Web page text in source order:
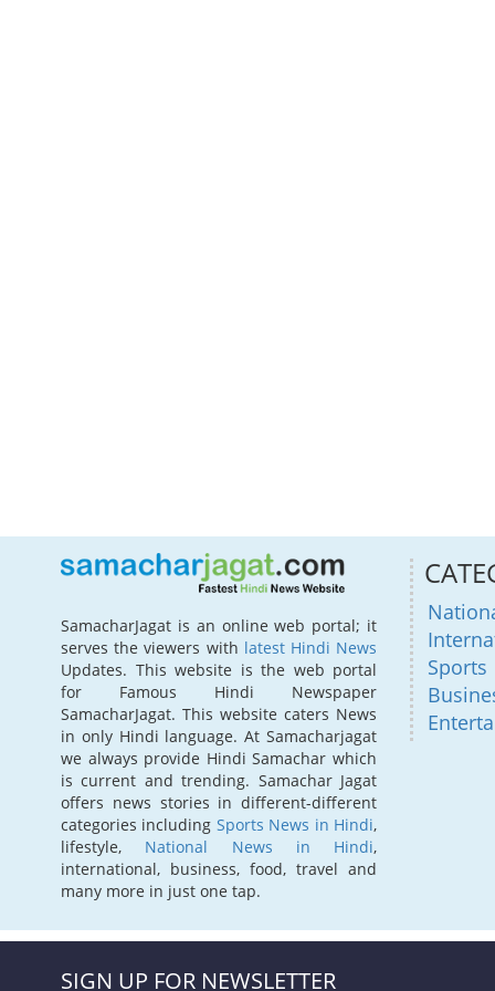
SamacharJagat is an online web portal; it
serves the viewers with latest Hindi News
Updates. This website is the web portal
for Famous Hindi Newspaper
SamacharJagat. This website caters News
in only Hindi language. At Samacharjagat
we always provide Hindi Samachar which
is current and trending. Samachar Jagat
offers news stories in different-different
categories including Sports News in Hindi,
lifestyle, National News in Hindi,
international, business, food, travel and
many more in just one tap.
Sports
SIGN UP FOR NEWSLETTER